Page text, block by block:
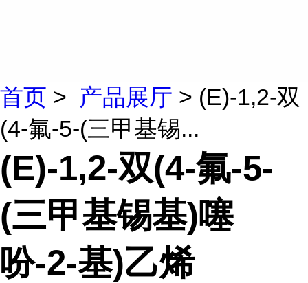
首页 > 产品展厅 > (E)-1,2-双
(4-氟-5-(三甲基锡...
(E)-1,2-双(4-氟-5-
(三甲基锡基)噻
吩-2-基)乙烯